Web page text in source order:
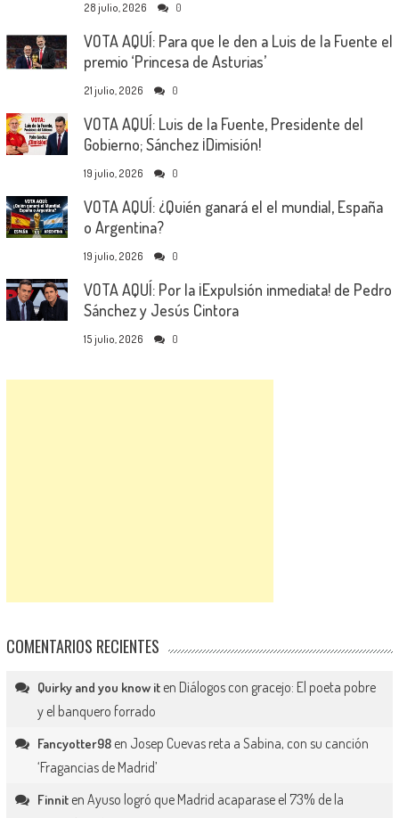
28 julio, 2026 0
VOTA AQUÍ: Para que le den a Luis de la Fuente el
premio ‘Princesa de Asturias’
21 julio, 2026 0
VOTA AQUÍ: Luis de la Fuente, Presidente del
Gobierno; Sánchez ¡Dimisión!
19 julio, 2026 0
VOTA AQUÍ: ¿Quién ganará el el mundial, España
o Argentina?
19 julio, 2026 0
VOTA AQUÍ: Por la ¡Expulsión inmediata! de Pedro
Sánchez y Jesús Cintora
15 julio, 2026 0
COMENTARIOS RECIENTES
Quirky and you know iten Diálogos con gracejo: El poeta pobre
y el banquero forrado
Fancyotter98en Josep Cuevas reta a Sabina, con su canción
‘Fragancias de Madrid’
Finniten Ayuso logró que Madrid acaparase el 73% de la